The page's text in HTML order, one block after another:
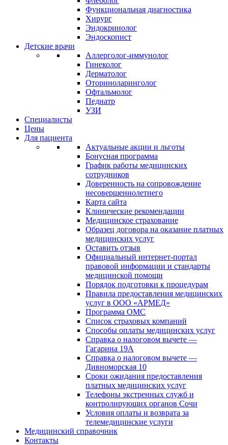
Функциональная диагностика
Хирург
Эндокринолог
Эндоскопист
Детские врачи
Аллерголог-иммунолог
Гинеколог
Дерматолог
Оториноларинголог
Офтальмолог
Педиатр
УЗИ
Специалисты
Цены
Для пациента
Актуальные акции и льготы
Бонусная программа
График работы медицинских
сотрудников
Доверенность на сопровождение
несовершеннолетнего
Карта сайта
Клинические рекомендации
Медицинское страхование
Образец договора на оказание платных
медицинских услуг
Оставить отзыв
Официальный интернет-портал
правовой информации и стандарты
медицинской помощи
Порядок подготовки к процедурам
Правила предоставления медицинских
услуг в ООО «АРМЕД»
Программа ОМС
Список страховых компаний
Способы оплаты медицинских услуг
Справка о налоговом вычете —
Гагарина 19А
Справка о налоговом вычете —
Дивноморская 10
Сроки ожидания предоставления
платных медицинских услуг
Телефоны экстренных служб и
контролирующих органов Сочи
Условия оплаты и возврата за
телемедицинские услуги
Медицинский справочник
Контакты